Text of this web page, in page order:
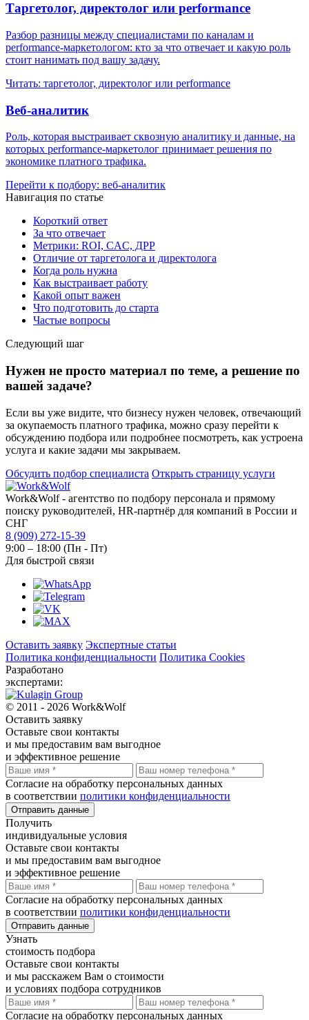
Таргетолог, директолог или performance
Разбор разницы между специалистами по каналам и
performance-маркетологом: кто за что отвечает и какую роль
стоит нанимать под вашу задачу.
Читать: таргетолог, директолог или performance
Веб-аналитик
Роль, которая выстраивает сквозную аналитику и данные, на
которых performance-маркетолог принимает решения по
экономике платного трафика.
Перейти к подбору: веб-аналитик
Навигация по статье
Короткий ответ
За что отвечает
Метрики: ROI, CAC, ДРР
Отличие от таргетолога и директолога
Когда роль нужна
Как выстраивает работу
Какой опыт важен
Что подготовить до старта
Частые вопросы
Следующий шаг
Нужен не просто материал по теме, а решение по
вашей задаче?
Если вы уже видите, что бизнесу нужен человек, отвечающий
за окупаемость платного трафика, можно сразу перейти к
обсуждению подбора или подробнее посмотреть, как устроена
услуга и какие задачи мы закрываем.
Обсудить подбор специалиста Открыть страницу услуги
Work&Wolf - агентство по подбору персонала и прямому
поиску руководителей, HR-партнёр для компаний в России и
СНГ
8 (909) 272-15-39
9:00 – 18:00 (Пн - Пт)
Для быстрой связи
Оставить заявку Экспертные статьи
Политика конфиденциальности Политика Cookies
Разработано
экспертами:
© 2011 - 2026 Work&Wolf
Оставить заявку
Оставьте свои контакты
и мы предоставим вам выгодное
и эффективное решение
Согласие на обработку персональных данных
в соответствии политики конфиденциальности
Отправить данные
Получить
индивидуальные условия
Оставьте свои контакты
и мы предоставим вам выгодное
и эффективное решение
Согласие на обработку персональных данных
в соответствии политики конфиденциальности
Отправить данные
Узнать
стоимость подбора
Оставьте свои контакты
и мы расскажем Вам о стоимости
и условиях подбора сотрудников
Согласие на обработку персональных данных